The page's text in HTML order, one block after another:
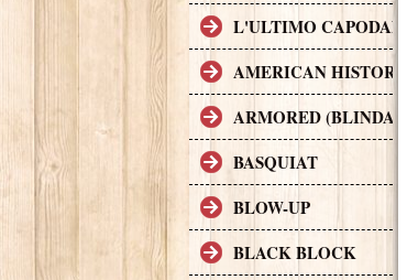
L'ULTIMO CAPODANNO
AMERICAN HISTORY X
ARMORED (BLINDATO)
BASQUIAT
BLOW-UP
BLACK BLOCK